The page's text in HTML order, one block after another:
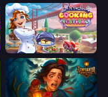
Cooking Festival